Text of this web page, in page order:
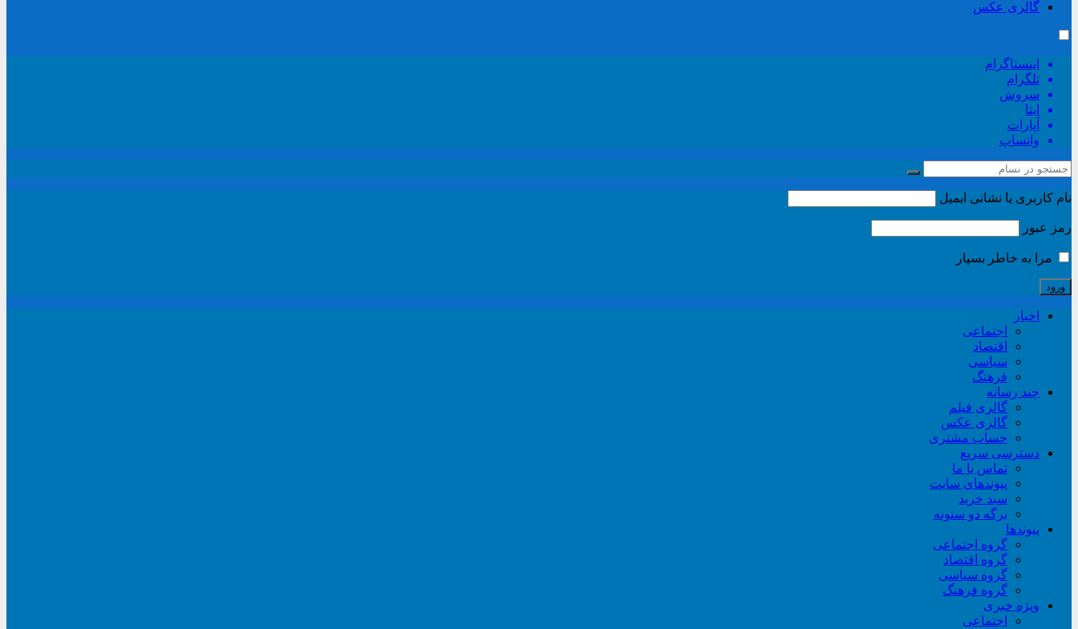
گالری عکس
اینستاگرام
تلگرام
سروش
ایتا
آپارات
واتساپ
نام کاربری یا نشانی ایمیل
رمز عبور
مرا به خاطر بسپار
اخبار
اجتماعی
اقتصاد
سیاسی
فرهنگ
چند رسانه
گالری فیلم
گالری عکس
حساب مشتری
دسترسی سریع
تماس با ما
پیوندهای سایت
سبد خريد
برگه دو ستونه
پیوندها
گروه اجتماعی
گروه اقتصاد
گروه سیاسی
گروه فرهنگ
ویژه خبری
اجتماعی